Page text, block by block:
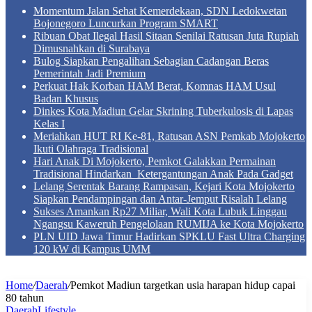
Momentum Jalan Sehat Kemerdekaan, SDN Ledokwetan
Bojonegoro Luncurkan Program SMART
Ribuan Obat Ilegal Hasil Sitaan Senilai Ratusan Juta Rupiah
Dimusnahkan di Surabaya
Bulog Siapkan Pengalihan Sebagian Cadangan Beras
Pemerintah Jadi Premium
Perkuat Hak Korban HAM Berat, Komnas HAM Usul
Badan Khusus
Dinkes Kota Madiun Gelar Skrining Tuberkulosis di Lapas
Kelas I
Meriahkan HUT RI Ke-81, Ratusan ASN Pemkab Mojokerto
Ikuti Olahraga Tradisional
Hari Anak Di Mojokerto, Pemkot Galakkan Permainan
Tradisional Hindarkan Ketergantungan Anak Pada Gadget
Lelang Serentak Barang Rampasan, Kejari Kota Mojokerto
Siapkan Pendampingan dan Antar-Jemput Risalah Lelang
Sukses Amankan Rp27 Miliar, Wali Kota Lubuk Linggau
Ngangsu Kaweruh Pengelolaan RUMIJA ke Kota Mojokerto
PLN UID Jawa Timur Hadirkan SPKLU Fast Ultra Charging
120 kW di Kampus UMM
Home/Daerah/Pemkot Madiun targetkan usia harapan hidup capai
80 tahun